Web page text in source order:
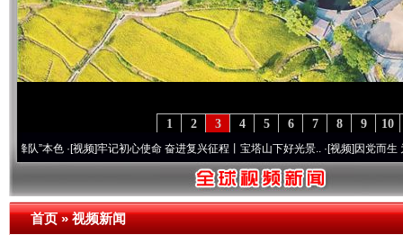
10
9
8
7
6
5
4
3
2
1
·[视频]牢记初心使命 奋进复兴征程丨宝塔山下好光景..·[视频]因党而生 为党而战
首页»视频新闻